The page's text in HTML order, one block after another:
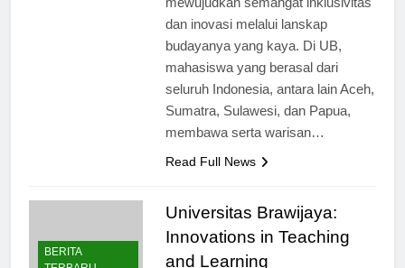
mewujudkan semangat inklusivitas
dan inovasi melalui lanskap
budayanya yang kaya. Di UB,
mahasiswa yang berasal dari
seluruh Indonesia, antara lain Aceh,
Sumatra, Sulawesi, dan Papua,
Universitas Brawijaya:
Innovations in Teaching